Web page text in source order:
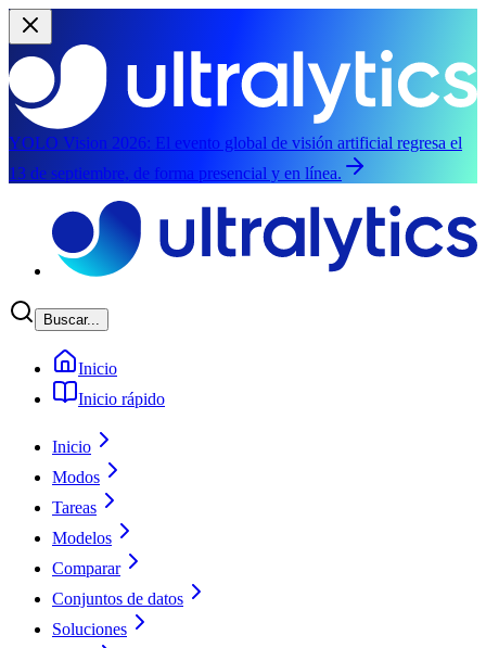
YOLO Vision 2026: El evento global de visión artificial regresa el
13 de septiembre, de forma presencial y en línea.
Buscar...
Inicio
Inicio rápido
Inicio
Modos
Tareas
Modelos
Comparar
Conjuntos de datos
Soluciones